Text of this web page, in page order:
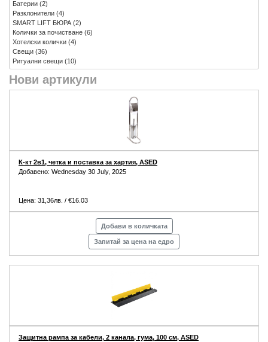
Нови артикули
К-кт 2в1, четка и поставка за хартия, ASED
Добавено: Wednesday 30 July, 2025
Цена: 31,36лв. / €16.03
Добави в количката
Запитай за цена на едро
Защитна рампа за кабели, 2 канала, гума, 100 см, ASED
Батерии (2)
Разклонители (4)
SMART LIFT БЮРА(2)
Колички за почистване (6)
Хотелски колички (4)
Свещи (36)
Ритуални свещи (10)